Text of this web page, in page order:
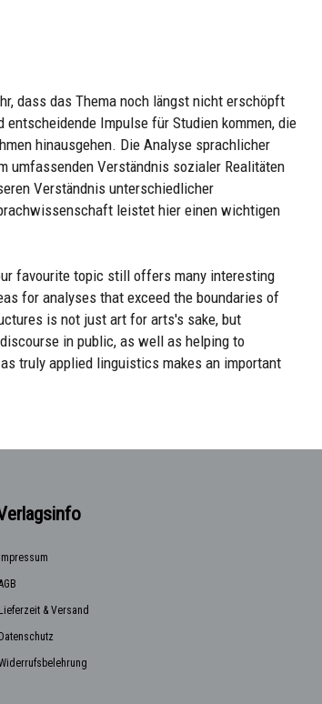
dass das Thema noch längst nicht erschöpft
Impulse für Studien kommen, die
hinausgehen. Die Analyse sprachlicher
umfassenden Verständnis sozialer Realitäten
Verständnis unterschiedlicher
leistet hier einen wichtigen
favourite topic still offers many interesting
for analyses that exceed the boundaries of
is not just art for arts's sake, but
in public, as well as helping to
truly applied linguistics makes an important
Impressum
Lieferzeit & Versand
Datenschutz